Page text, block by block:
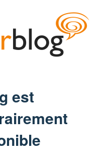
est